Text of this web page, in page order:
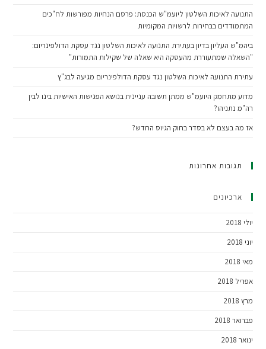
התנועה לאיכות השלטון ליועמ"ש הכנסת: פרסם הנחיות מפורשות לח"כים
המתמודדים בבחירות לרשויות המקומיות
ביהמ"ש העליון בדיון בעתירת התנועה לאיכות השלטון נגד עסקת הדולפינריום:
"השאלה שמתעוררת מהעסקה היא שאלה של שקילות התמורות"
עתירת התנועה לאיכות השלטון נגד עסקת הדולפינריום מגיעה לבג"ץ
מדוע מתחמק היועמ"ש ממתן תשובה עניינית בנושא הפגישות האישיות בינו לבין
רה"מ נתניהו?
אז מה בעצם לא בסדר בחוק הגיוס החדש?
תגובות אחרונות
ארכיונים
יולי 2018
יוני 2018
מאי 2018
אפריל 2018
מרץ 2018
פברואר 2018
ינואר 2018